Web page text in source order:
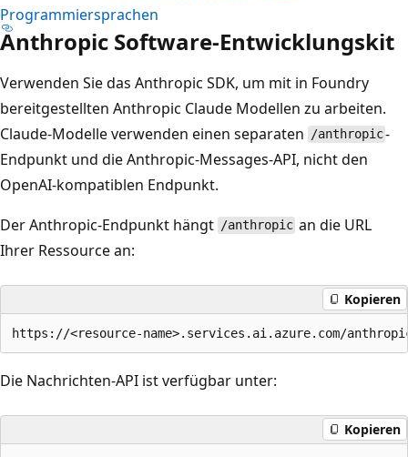
Programmiersprachen
Anthropic Software-Entwicklungskit
Verwenden Sie das Anthropic SDK, um mit in Foundry
bereitgestellten Anthropic Claude Modellen zu arbeiten.
Claude-Modelle verwenden einen separaten /anthropic-
Endpunkt und die Anthropic-Messages-API, nicht den
OpenAI-kompatiblen Endpunkt.
Der Anthropic-Endpunkt hängt /anthropic an die URL
Ihrer Ressource an:
Kopieren
Die Nachrichten-API ist verfügbar unter:
Kopieren